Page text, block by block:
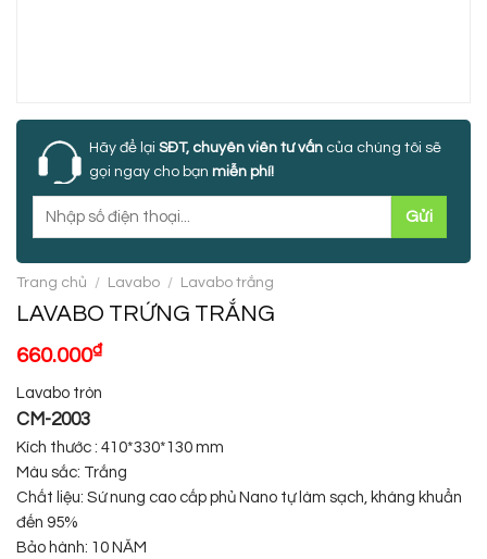
Hãy để lại SĐT, chuyên viên tư vấn của chúng tôi sẽ
gọi ngay cho bạn miễn phí!
Trang chủ / Lavabo / Lavabo trắng
LAVABO TRỨNG TRẮNG
660.000₫
Lavabo tròn
CM-2003
Kích thước : 410*330*130 mm
Màu sắc: Trắng
Chất liệu: Sứ nung cao cấp phủ Nano tự làm sạch, kháng khuẩn
đến 95%
Bảo hành: 10 NĂM